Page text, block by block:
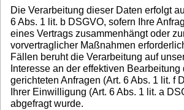
Die Verarbeitung dieser Daten erfolgt
6 Abs. 1 lit. b DSGVO, sofern Ihre
eines Vertrags zusammenhängt oder
vorvertraglicher Maßnahmen
Fällen beruht die Verarbeitung auf
Interesse an der effektiven Bearbeitung
gerichteten Anfragen (Art. 6 Abs. 1 lit. f
Ihrer Einwilligung (Art. 6 Abs. 1 lit. a
abgefragt wurde.